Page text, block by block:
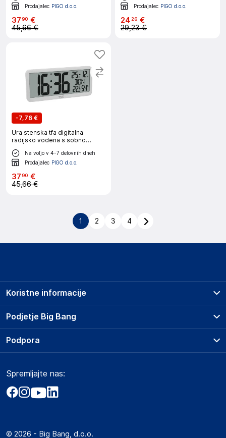
Prodajalec PIGO d.o.o.
3790 €
45,66 €
Prodajalec PIGO d.o.o.
24 26 €
29,23 €
-7,76 €
Ura stenska tfa digitalna
radijsko vodena s sobno
temperaturo bela 60.4525.02
Na voljo v 4-7 delovnih dneh
Prodajalec PIGO d.o.o.
3790 €
45,66 €
1 2 3 4
Podjetje Big Bang
O podjetju
Obvestila za javnost
Akt o digitalnih storitvah
Marketplace za partnerje
Koristne informacije
Prodajna mesta
Storitve
Dostava, vnos in odvoz
Zavarovanje izdelkov
Podpora
Marketplace
Kako oddati naročilo?
Spremljajte nas:
© 2026 - Big Bang, d.o.o.